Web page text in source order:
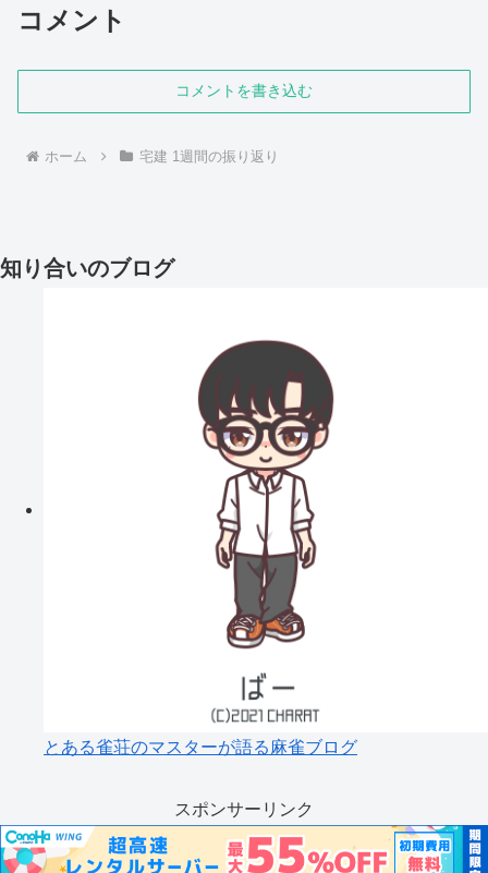
コメント
コメントを書き込む
ホーム 宅建 1週間の振り返り
知り合いのブログ
とある雀荘のマスターが語る麻雀ブログ
スポンサーリンク